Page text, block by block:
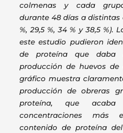
colmenas y cada
durante 48 días a distintas
%, 29,5 %, 34 % y 38,5 %).
este estudio pudieron
de proteína que
producción de huevos de
gráfico muestra
producción de obreras
proteína, que acaba
concentraciones más
contenido de proteína